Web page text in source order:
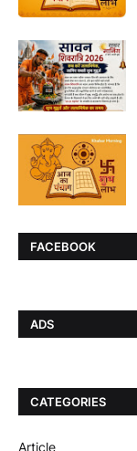
FACEBOOK
ADS
CATEGORIES
Article